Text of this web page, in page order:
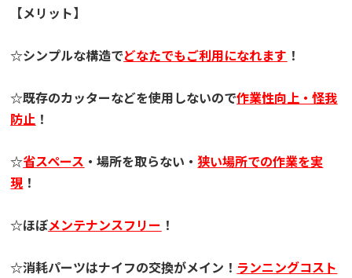
【メリット】
☆シンプルな構造でどなたでもご利用になれます ！
☆既存のカッターなどを使用しないので作業性向上・怪我
防止 ！
☆省スペース ・場所を取らない・ 狭い場所での作業を実
現 ！
☆ほぼメンテナンスフリー ！
☆消耗パーツはナイフの交換がメイン！ ランニングコスト